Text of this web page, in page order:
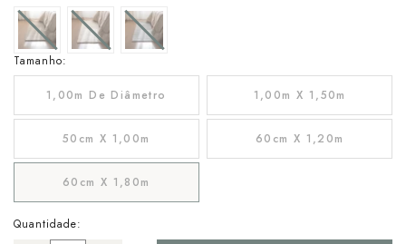
Tamanho:
1,00m De Diâmetro 1,00m X 1,50m
50cm X 1,00m 60cm X 1,20m
60cm X 1,80m
Quantidade: